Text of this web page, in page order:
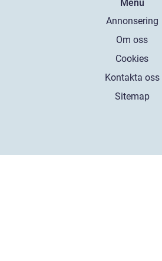
Menu
Annonsering
Om oss
Cookies
Kontakta oss
Sitemap